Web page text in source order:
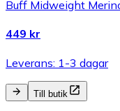
Buff Midweight
449 kr
Leverans: 1-3 dagar
Till butik